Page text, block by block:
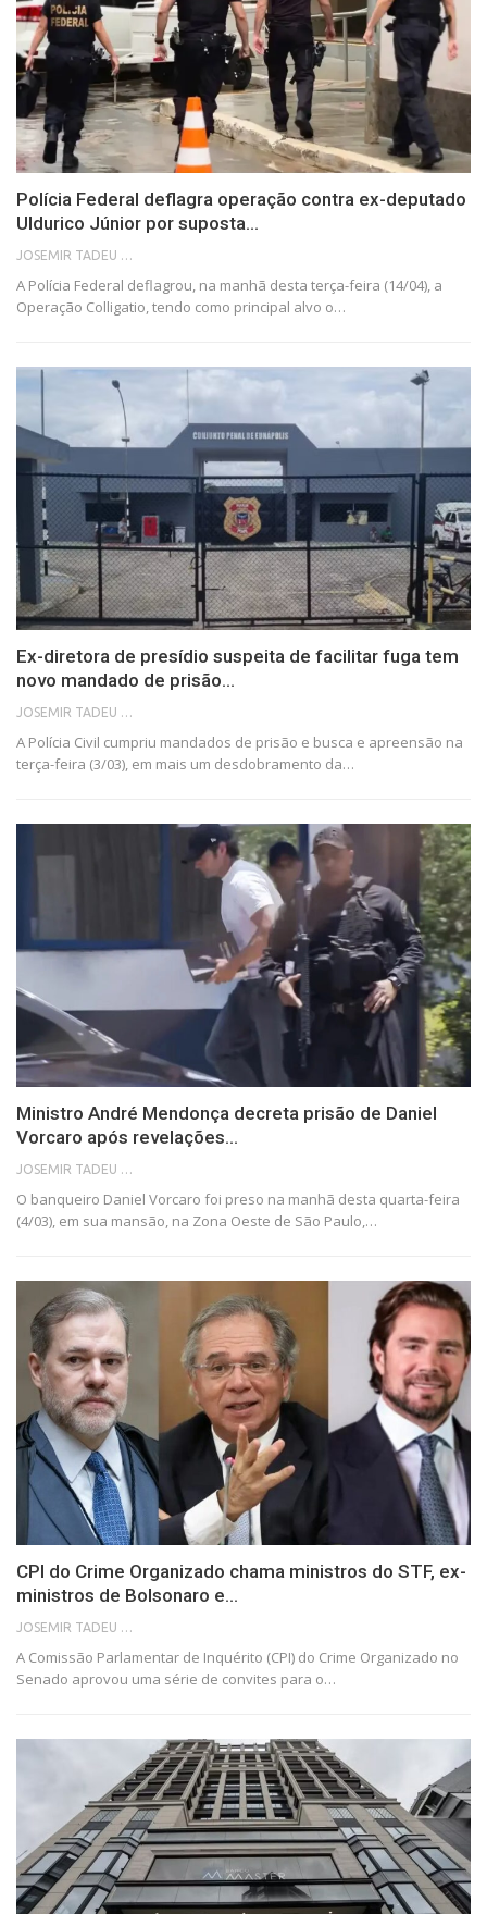
Polícia Federal deflagra operação contra ex-deputado
Uldurico Júnior por suposta…
A Polícia Federal deflagrou, na manhã desta terça-feira (14/04), a
Operação Colligatio, tendo como principal alvo o…
Ex-diretora de presídio suspeita de facilitar fuga tem
novo mandado de prisão…
JOSEMIR TADEU FONSECA
A Polícia Civil cumpriu mandados de prisão e busca e apreensão na
terça-feira (3/03), em mais um desdobramento da…
Ministro André Mendonça decreta prisão de Daniel
Vorcaro após revelações…
JOSEMIR TADEU FONSECA
O banqueiro Daniel Vorcaro foi preso na manhã desta quarta-feira
(4/03), em sua mansão, na Zona Oeste de São Paulo,…
CPI do Crime Organizado chama ministros do STF, ex-
ministros de Bolsonaro e…
A Comissão Parlamentar de Inquérito (CPI) do Crime Organizado no
Senado aprovou uma série de convites para o…